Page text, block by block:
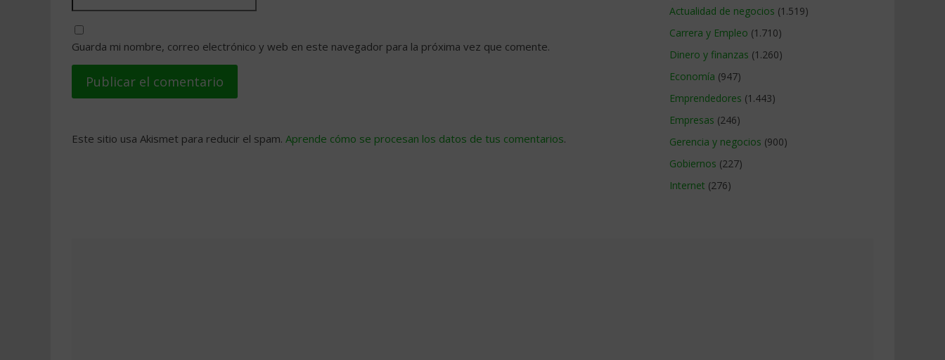
Guarda mi nombre, correo electrónico y web en este navegador para la próxima vez que comente.
Este sitio usa Akismet para reducir el spam. Aprende cómo se procesan los datos de tus comentarios.
Actualidad de negocios (1.519)
Carrera y Empleo (1.710)
Dinero y finanzas (1.260)
Economía (947)
Emprendedores (1.443)
Empresas (246)
Gerencia y negocios (900)
Gobiernos (227)
Internet (276)